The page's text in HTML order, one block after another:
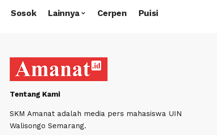
Sosok Lainnya Cerpen Puisi
Tentang Kami
SKM Amanat adalah media pers mahasiswa UIN
Walisongo Semarang.